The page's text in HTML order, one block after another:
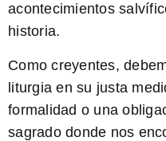
acontecimientos
historia.
Como creyentes,
liturgia en su justa
formalidad o una
sagrado donde nos